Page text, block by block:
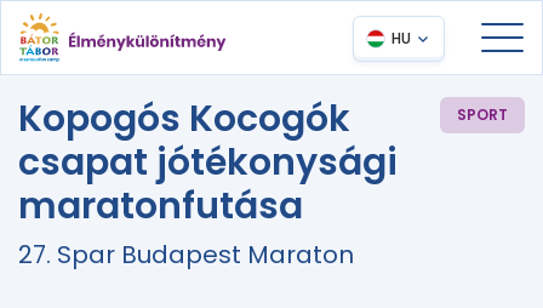
HU
Kopogós Kocogók
csapat jótékonysági
maratonfutása
SPORT
27. Spar Budapest Maraton